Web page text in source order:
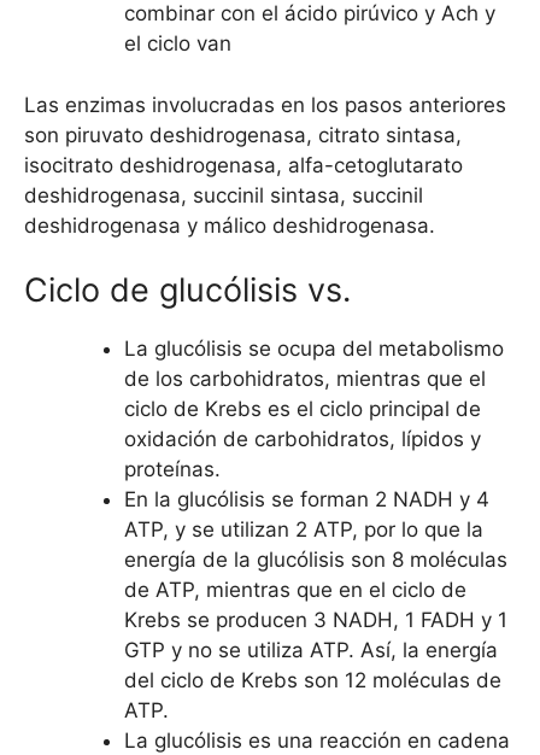
combinar con el ácido pirúvico y Ach y
el ciclo van
Las enzimas involucradas en los pasos anteriores
son piruvato deshidrogenasa, citrato sintasa,
isocitrato deshidrogenasa, alfa-cetoglutarato
deshidrogenasa, succinil sintasa, succinil
deshidrogenasa y málico deshidrogenasa.
Ciclo de glucólisis vs.
La glucólisis se ocupa del metabolismo
de los carbohidratos, mientras que el
ciclo de Krebs es el ciclo principal de
oxidación de carbohidratos, lípidos y
proteínas.
En la glucólisis se forman 2 NADH y 4
ATP, y se utilizan 2 ATP, por lo que la
energía de la glucólisis son 8 moléculas
de ATP, mientras que en el ciclo de
Krebs se producen 3 NADH, 1 FADH y 1
GTP y no se utiliza ATP. Así, la energía
del ciclo de Krebs son 12 moléculas de
ATP.
La glucólisis es una reacción en cadena